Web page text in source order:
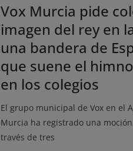
Vox Murcia pide
imagen del rey en
una bandera de
que suene el
en los colegios
El grupo municipal de Vox en el
Murcia ha registrado una moción
través de tres